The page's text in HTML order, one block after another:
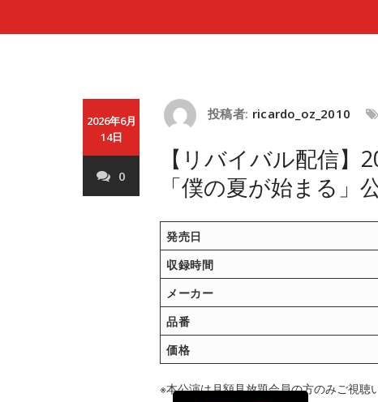
2026年6月
14日
0
投稿者: ricardo_oz_2010
【リバイバル配信】
「僕の夏が始まる」
発売日
収録時間
メーカー
品番
価格
※本公演は月額見放題会員の方のみご視聴